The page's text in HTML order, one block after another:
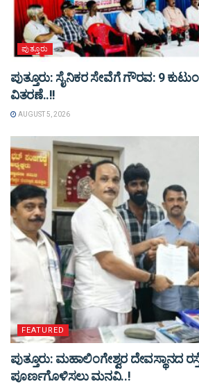
ಪುತ್ತೂರು
ಪುತ್ತೂರು: ಸೈನಿಕರ ಸೇವೆಗೆ ಗೌರವ: 9
ವಿತರಣೆ..!!
AUGUST 5, 2026
FEATURED
ಪುತ್ತೂರು: ಮಹಾಲಿಂಗೇಶ್ವರ ದೇವಸ್ಥಾನದ
ಪೂರ್ಣಗೊಳಿಸಲು ಮನವಿ..!